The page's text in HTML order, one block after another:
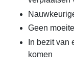
Geen
In bezit van
komen